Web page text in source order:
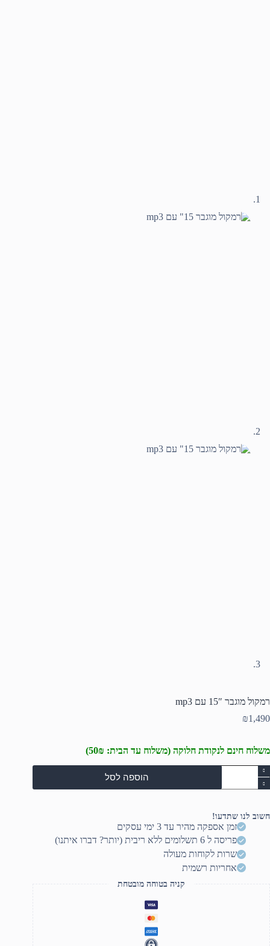
רמקול מוגבר 15″ עם mp3
₪1,490
משלוח חינם לנקודת חלוקה (משלוח עד הבית: 50₪)
כמות
של
רמקול
עם
הוספה לסל
חשוב לנו שתדעו!
זמן אספקה מהיר עד 3 ימי עסקים
פריסה ל 6 תשלומים ללא ריבית (יותר? דברו איתנו)
שרות לקוחות מעולה
אחריות רשמית
קניה בטוחה מובטחת